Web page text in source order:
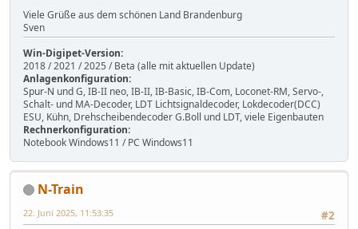
Viele Grüße aus dem schönen Land Brandenburg
Sven
Win-Digipet-Version:
2018 / 2021 / 2025 / Beta (alle mit aktuellen Update)
Anlagenkonfiguration:
Spur-N und G, IB-II neo, IB-II, IB-Basic, IB-Com, Loconet-RM, Servo-,
Schalt- und MA-Decoder, LDT Lichtsignaldecoder, Lokdecoder(DCC)
ESU, Kühn, Drehscheibendecoder G.Boll und LDT, viele Eigenbauten
Rechnerkonfiguration:
Notebook Windows11 / PC Windows11
N-Train
#2
22. Juni 2025, 11:53:35